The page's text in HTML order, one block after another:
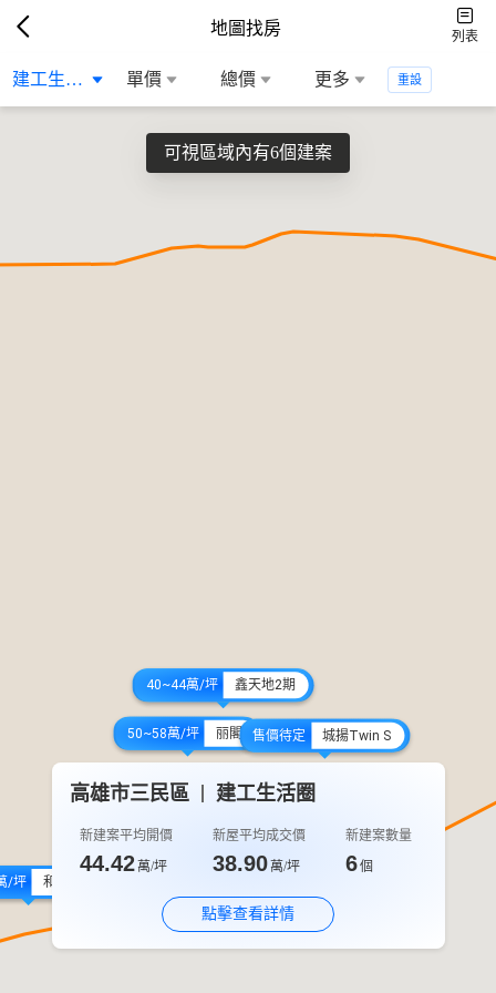
地圖找房 列表
建工生活圈 單價 總價 更多 重設
40~44萬/坪 鑫天地2期
/坪 和築豐彩
50~58萬/坪 丽閣 售價待定 城揚Twin S
高雄市三民區 建工生活圈
新建案平均開價
44.42萬/坪
新屋平均成交價
38.90萬/坪
新建案數量
6個
點擊查看詳情
可視區域內有6個建案